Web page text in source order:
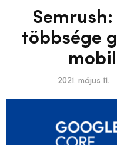
többsége
2021. május 11.